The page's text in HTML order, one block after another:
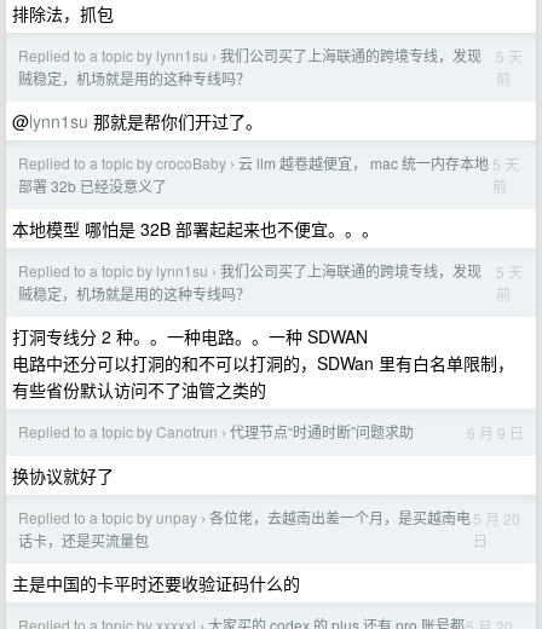
排除法，抓包
Replied to a topic by lynn1su › 我们公司买了上海联通的跨境专线，发现
贼稳定，机场就是用的这种专线吗？
5 天
前
@lynn1su 那就是帮你们开过了。
Replied to a topic by crocoBaby › 云 llm 越卷越便宜， mac 统一内存本地
部署 32b 已经没意义了
5 天
前
本地模型 哪怕是 32B 部署起起来也不便宜。。。
Replied to a topic by lynn1su › 我们公司买了上海联通的跨境专线，发现
贼稳定，机场就是用的这种专线吗？
5 天
前
打洞专线分 2 种。。一种电路。。一种 SDWAN
电路中还分可以打洞的和不可以打洞的，SDWan 里有白名单限制，
有些省份默认访问不了油管之类的
Replied to a topic by Canotrun › 代理节点“时通时断”问题求助 6 月 9 日
换协议就好了
Replied to a topic by unpay › 各位佬，去越南出差一个月，是买越南电
话卡，还是买流量包
5 月 20
日
主是中国的卡平时还要收验证码什么的
Replied to a topic by xxxxxl 大家买的 codex 的 plus 还有 pro 账号都